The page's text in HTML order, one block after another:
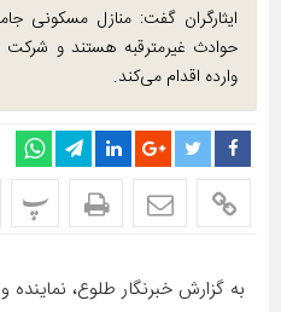
ایثارگران گفت: منازل مسکونی
حوادث غیرمترقبه هستند و
وارده اقدام می‌کند.
پ
به گزارش خبرنگار طلوع،